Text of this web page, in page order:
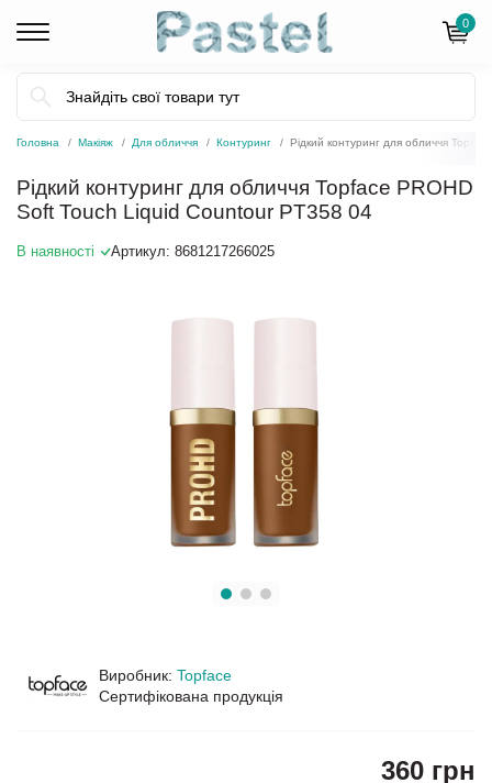
0
Головна Макіяж Для обличчя Контуринг Рідкий контуринг для обличчя
Рідкий контуринг для обличчя Topface PROHD
Soft Touch Liquid Countour PT358 04
В наявності Артикул: 8681217266025
Виробник: Topface
Сертифікована продукція
360 грн